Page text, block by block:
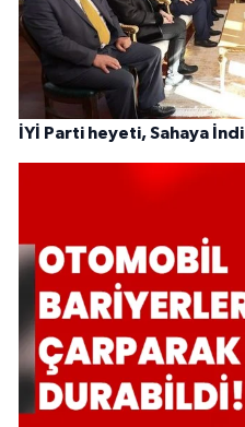
İYİ Parti heyeti, Sahaya İndi